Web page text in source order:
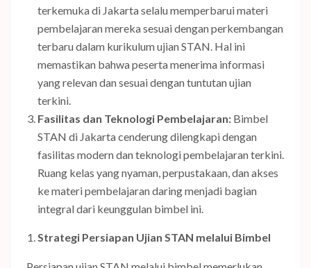
terkemuka di Jakarta selalu memperbarui materi
pembelajaran mereka sesuai dengan perkembangan
terbaru dalam kurikulum ujian STAN. Hal ini
memastikan bahwa peserta menerima informasi
yang relevan dan sesuai dengan tuntutan ujian
terkini.
Fasilitas dan Teknologi Pembelajaran: Bimbel
STAN di Jakarta cenderung dilengkapi dengan
fasilitas modern dan teknologi pembelajaran terkini.
Ruang kelas yang nyaman, perpustakaan, dan akses
ke materi pembelajaran daring menjadi bagian
integral dari keunggulan bimbel ini.
Strategi Persiapan Ujian STAN melalui Bimbel